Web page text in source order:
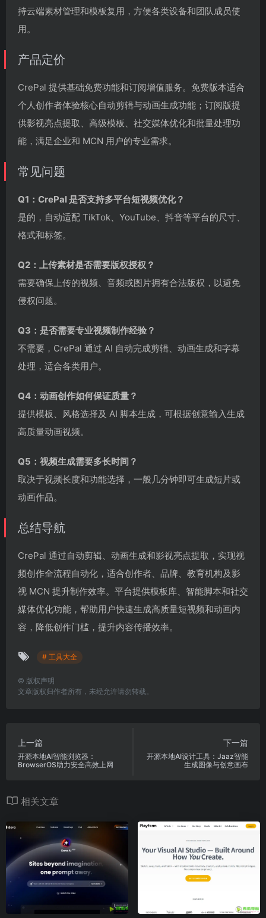
持云端素材管理和模板复用，方便各类设备和团队成员使
用。
产品定价
CrePal 提供基础免费功能和订阅增值服务。免费版本适合
个人创作者体验核心自动剪辑与动画生成功能；订阅版提
供影视亮点提取、高级模板、社交媒体优化和批量处理功
能，满足企业和 MCN 用户的专业需求。
常见问题
Q1：CrePal 是否支持多平台短视频优化？
是的，自动适配 TikTok、YouTube、抖音等平台的尺寸、
格式和标签。
Q2：上传素材是否需要版权授权？
需要确保上传的视频、音频或图片拥有合法版权，以避免
侵权问题。
Q3：是否需要专业视频制作经验？
不需要，CrePal 通过 AI 自动完成剪辑、动画生成和字幕
处理，适合各类用户。
Q4：动画创作如何保证质量？
提供模板、风格选择及 AI 脚本生成，可根据创意输入生成
高质量动画视频。
Q5：视频生成需要多长时间？
取决于视频长度和功能选择，一般几分钟即可生成短片或
动画作品。
总结导航
CrePal 通过自动剪辑、动画生成和影视亮点提取，实现视
频创作全流程自动化，适合创作者、品牌、教育机构及影
视 MCN 提升制作效率。平台提供模板库、智能脚本和社交
媒体优化功能，帮助用户快速生成高质量短视频和动画内
容，降低创作门槛，提升内容传播效率。
# 工具大全
© 版权声明
文章版权归作者所有，未经允许请勿转载。
上一篇
开源本地AI智能浏览器：
BrowserOS助力安全高效上网
下一篇
开源本地AI设计工具：Jaaz智能
生成图像与创意画布
相关文章